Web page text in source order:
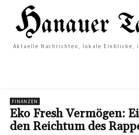
Aktuelle Nachrichten, lokale Einblicke,
FINANZEN
Eko Fresh Vermögen:
den Reichtum des